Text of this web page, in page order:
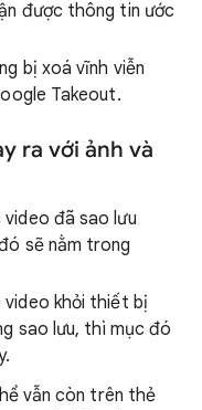
được thông tin ước
bị xoá vĩnh viễn
Takeout.
ra với ảnh và
đã sao lưu
sẽ nằm trong
video khỏi thiết bị
sao lưu, thì mục đó
vẫn còn trên thẻ